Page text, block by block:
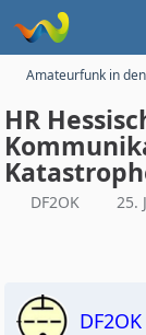
Amateurfunk in
HR
DF2OK 25.
DF2OK